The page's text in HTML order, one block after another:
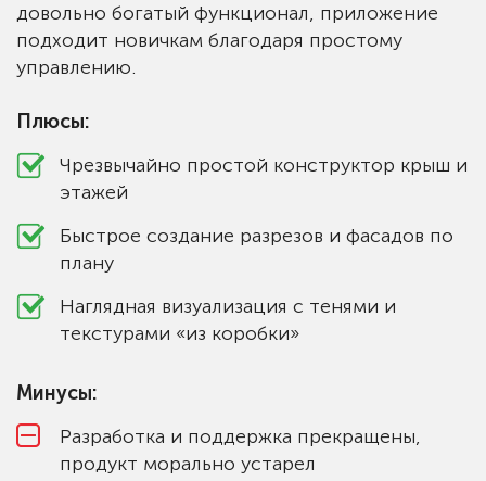
довольно богатый функционал, приложение
подходит новичкам благодаря простому
управлению.
Плюсы:
Чрезвычайно простой конструктор крыш и
этажей
Быстрое создание разрезов и фасадов по
плану
Наглядная визуализация с тенями и
текстурами «из коробки»
Минусы:
Разработка и поддержка прекращены,
продукт морально устарел